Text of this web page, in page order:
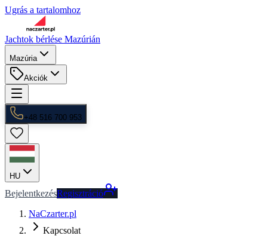
Ugrás a tartalomhoz
Jachtok bérlése Mazúrián
Mazúria
Akciók
+48 516 700 953
HU
BejelentkezésRegisztráció
NaCzarter.pl
Kapcsolat